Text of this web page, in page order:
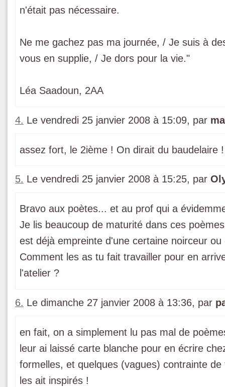
n'était pas nécessaire.
Ne me gachez pas ma journée, / Je suis à
vous en supplie, / Je dors pour la vie."
Léa Saadoun, 2AA
4. Le vendredi 25 janvier 2008 à 15:09, par
assez fort, le 2ième ! On dirait du baudelaire
5. Le vendredi 25 janvier 2008 à 15:25, par
Bravo aux poètes... et au prof qui a
Je lis beaucoup de maturité dans ces
est déjà empreinte d'une certaine noirceur
Comment les as tu fait travailler pour en
l'atelier ?
6. Le dimanche 27 janvier 2008 à 13:36, par
en fait, on a simplement lu pas mal de
leur ai laissé carte blanche pour en écrire
formelles, et quelques (vagues) contrainte
les ait inspirés !